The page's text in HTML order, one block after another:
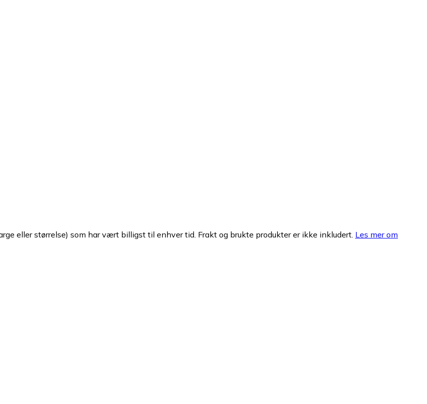
eller størrelse) som har vært billigst til enhver tid. Frakt og brukte produkter er ikke inkludert. Les mer om